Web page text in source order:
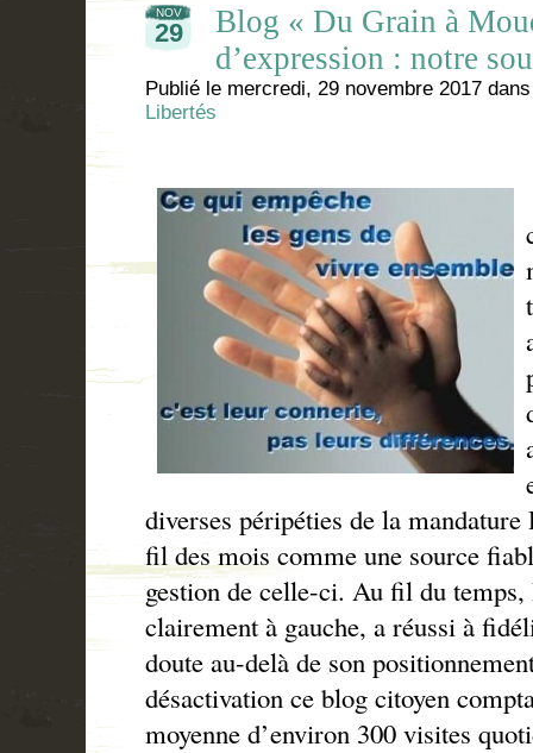
NOV
29
Blog « Du Grain à
d’expression : notre
Publié le mercredi, 29 novembre 2017
Libertés
diverses péripéties de la
fil des mois comme une source
gestion de celle-ci. Au fil du
clairement à gauche, a réussi à
doute au-delà de son
désactivation ce blog citoyen
moyenne d’environ 300 visites